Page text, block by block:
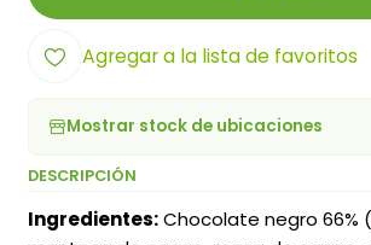
Agregar a la lista de favoritos
Mostrar stock de ubicaciones
DESCRIPCIÓN
Ingredientes:Chocolate negro 66%